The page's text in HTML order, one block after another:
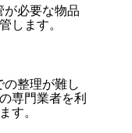
が必要な物品
します。
の整理が難し
専門業者を利
す。